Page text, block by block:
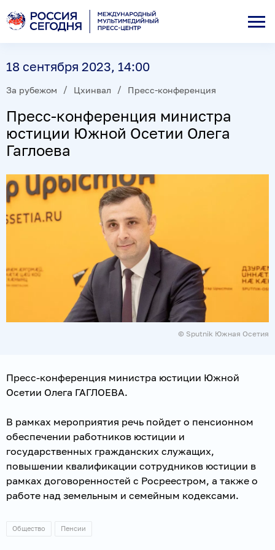
18 сентября 2023, 14:00
За рубежом Цхинвал Пресс-конференция
Пресс-конференция министра
юстиции Южной Осетии Олега
Гаглоева
© Sputnik Южная Осетия
Пресс-конференция министра юстиции Южной
Осетии Олега ГАГЛОЕВА.
В рамках мероприятия речь пойдет о пенсионном
обеспечении работников юстиции и
государственных гражданских служащих,
повышении квалификации сотрудников юстиции в
рамках договоренностей с Росреестром, а также о
работе над земельным и семейным кодексами.
Общество Пенсии